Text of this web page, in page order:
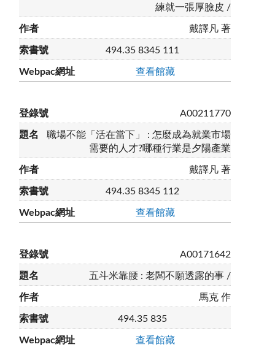
練就一張厚臉皮 /
戴譯凡 著
494.35 8345 111
查看館藏
A00211770
職場不能「活在當下」 : 怎麼成為就業市場
需要的人才?哪種行業是夕陽產業
戴譯凡 著
494.35 8345 112
查看館藏
A00171642
五斗米靠腰 : 老闆不願透露的事 /
馬克 作
494.35 835
查看館藏